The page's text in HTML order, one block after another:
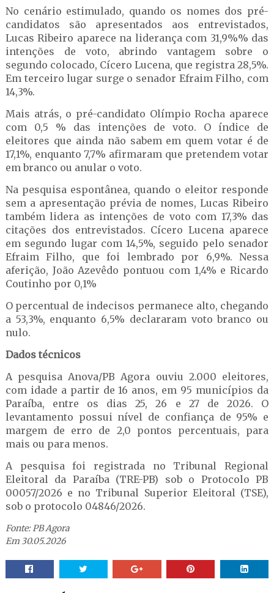
No cenário estimulado, quando os nomes dos pré-
candidatos são apresentados aos entrevistados,
Lucas Ribeiro aparece na liderança com 31,9%% das
intenções de voto, abrindo vantagem sobre o
segundo colocado, Cícero Lucena, que registra 28,5%.
Em terceiro lugar surge o senador Efraim Filho, com
14,3%.
Mais atrás, o pré-candidato Olímpio Rocha aparece
com 0,5 % das intenções de voto. O índice de
eleitores que ainda não sabem em quem votar é de
17,1%, enquanto 7,7% afirmaram que pretendem votar
em branco ou anular o voto.
Na pesquisa espontânea, quando o eleitor responde
sem a apresentação prévia de nomes, Lucas Ribeiro
também lidera as intenções de voto com 17,3% das
citações dos entrevistados. Cícero Lucena aparece
em segundo lugar com 14,5%, seguido pelo senador
Efraim Filho, que foi lembrado por 6,9%. Nessa
aferição, João Azevêdo pontuou com 1,4% e Ricardo
Coutinho por 0,1%
O percentual de indecisos permanece alto, chegando
a 53,3%, enquanto 6,5% declararam voto branco ou
nulo.
Dados técnicos
A pesquisa Anova/PB Agora ouviu 2.000 eleitores,
com idade a partir de 16 anos, em 95 municípios da
Paraíba, entre os dias 25, 26 e 27 de 2026. O
levantamento possui nível de confiança de 95% e
margem de erro de 2,0 pontos percentuais, para
mais ou para menos.
A pesquisa foi registrada no Tribunal Regional
Eleitoral da Paraíba (TRE-PB) sob o Protocolo PB
00057/2026 e no Tribunal Superior Eleitoral (TSE),
sob o protocolo 04846/2026.
Fonte: PB Agora
Em 30.05.2026